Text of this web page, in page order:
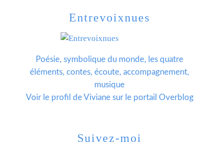
Entrevoixnues
Poésie, symbolique du monde, les quatre
éléments, contes, écoute, accompagnement,
musique
Voir le profil deVivianesur le portail Overblog
Suivez-moi